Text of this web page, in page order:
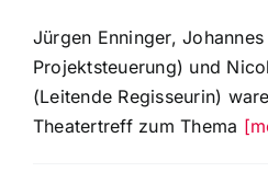
Jürgen Enninger,
Projektsteuerung) und
(Leitende Regisseurin)
Theatertreff zum Thema